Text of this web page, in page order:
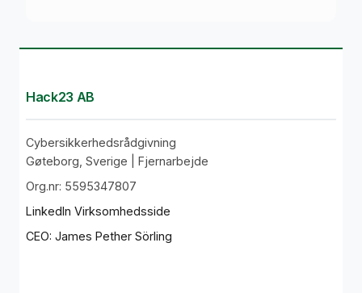
Hack23 AB
Cybersikkerhedsrådgivning
Gøteborg, Sverige | Fjernarbejde
Org.nr: 5595347807
LinkedIn Virksomhedsside
CEO: James Pether Sörling